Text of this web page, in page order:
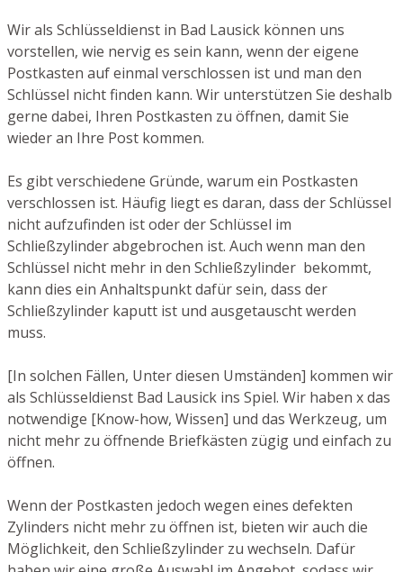
Wir als Schlüsseldienst in Bad Lausick können uns
vorstellen, wie nervig es sein kann, wenn der eigene
Postkasten auf einmal verschlossen ist und man den
Schlüssel nicht finden kann. Wir unterstützen Sie deshalb
gerne dabei, Ihren Postkasten zu öffnen, damit Sie
wieder an Ihre Post kommen.
Es gibt verschiedene Gründe, warum ein Postkasten
verschlossen ist. Häufig liegt es daran, dass der Schlüssel
nicht aufzufinden ist oder der Schlüssel im
Schließzylinder abgebrochen ist. Auch wenn man den
Schlüssel nicht mehr in den Schließzylinder bekommt,
kann dies ein Anhaltspunkt dafür sein, dass der
Schließzylinder kaputt ist und ausgetauscht werden
muss.
[In solchen Fällen, Unter diesen Umständen] kommen wir
als Schlüsseldienst Bad Lausick ins Spiel. Wir haben x das
notwendige [Know-how, Wissen] und das Werkzeug, um
nicht mehr zu öffnende Briefkästen zügig und einfach zu
öffnen.
Wenn der Postkasten jedoch wegen eines defekten
Zylinders nicht mehr zu öffnen ist, bieten wir auch die
Möglichkeit, den Schließzylinder zu wechseln. Dafür